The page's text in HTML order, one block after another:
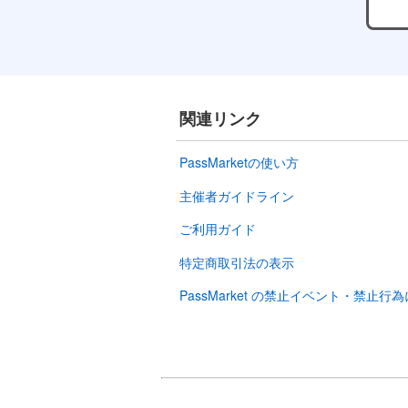
関連リンク
PassMarketの使い方
主催者ガイドライン
ご利用ガイド
特定商取引法の表示
PassMarket の禁止イベント・禁止行